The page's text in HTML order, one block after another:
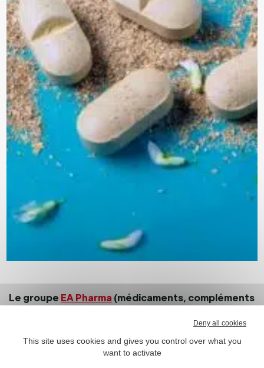
Le groupe EA Pharma (médicaments, compléments
vient d’annoncer le rachat de la société nord-
américaine W Group ainsi que la création d’Olyos
This site uses cookies and gives you control over what you
want to activate
Deny all cookies